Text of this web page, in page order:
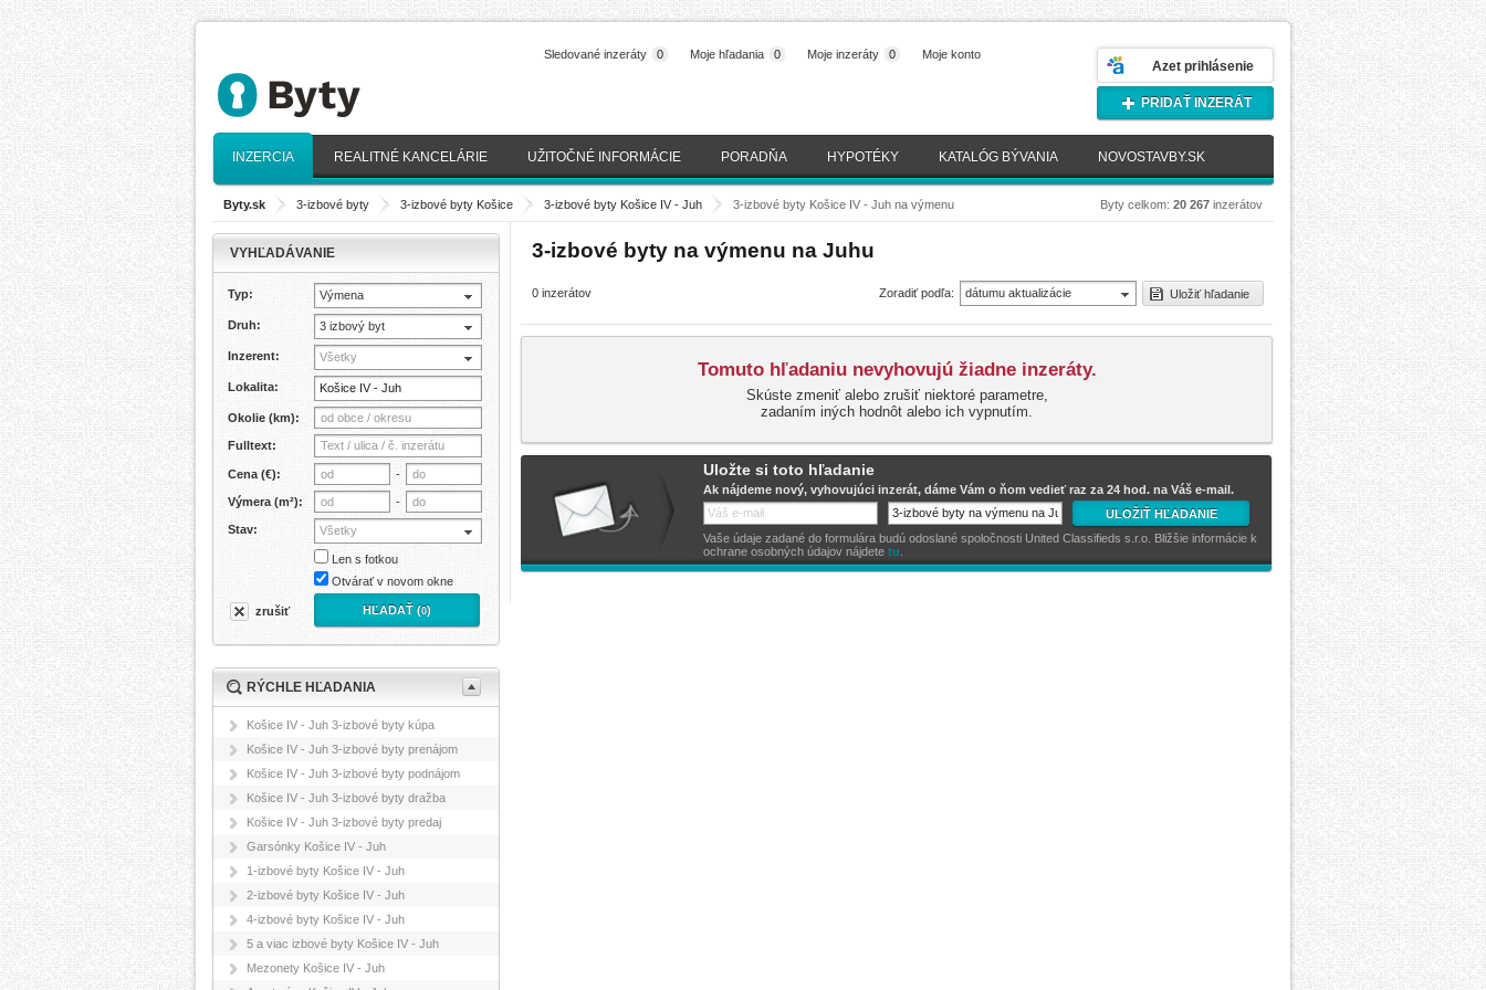
Azet prihlásenie
Moje konto
Moje inzeráty 0
Moje hľadania 0
Sledované inzeráty 0
PRIDAŤ INZERÁT
INZERCIA REALITNÉ KANCELÁRIE UŽITOČNÉ INFORMÁCIE PORADŇA HYPOTÉKY KATALÓG BÝVANIA NOVOSTAVBY.SK
Byty.sk > 3-izbové byty > 3-izbové byty Košice > 3-izbové byty Košice IV - Juh > 3-izbové byty Košice IV - Juh na výmenu Byty celkom: 20 267 inzerátov
3-izbové byty na výmenu na Juhu
0 inzerátov Zoradiť podľa:
dátumu aktualizácie
Uložiť hľadanie
Tomuto hľadaniu nevyhovujú žiadne inzeráty.
Skúste zmeniť alebo zrušiť niektoré parametre,
zadaním iných hodnôt alebo ich vypnutím.
Uložte si toto hľadanie
Ak nájdeme nový, vyhovujúci inzerát, dáme Vám o ňom vedieť raz za 24 hod. na Váš e-mail.
ULOŽIŤ HĽADANIE
Vaše údaje zadané do formulára budú odoslané spoločnosti United Classifieds s.r.o. Bližšie informácie k
ochrane osobných údajov nájdete tu
VYHĽADÁVANIE
Typ: Výmena
Druh: 3 izbový byt
Inzerent: Všetky
Lokalita:
Okolie (km):
Fulltext:
Cena (€): -
Výmera (m²): -
Stav: Všetky
Len s fotkou
Otvárať v novom okne
zrušiť HĽADAŤ (0)
RÝCHLE HĽADANIA
Košice IV - Juh 3-izbové byty kúpa
Košice IV - Juh 3-izbové byty prenájom
Košice IV - Juh 3-izbové byty podnájom
Košice IV - Juh 3-izbové byty dražba
Košice IV - Juh 3-izbové byty predaj
Garsónky Košice IV - Juh
1-izbové byty Košice IV - Juh
2-izbové byty Košice IV - Juh
4-izbové byty Košice IV - Juh
5 a viac izbové byty Košice IV - Juh
Mezonety Košice IV - Juh